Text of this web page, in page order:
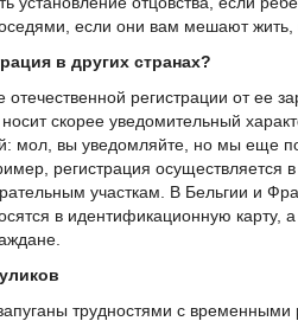
если они вам мешают
в других странах?
отечественной регистрации от ее
скорее уведомительный
мол, вы уведомляйте, но мы еще
регистрация
участкам. В Бельгии и
в идентификационную карту,
трудностями с временными